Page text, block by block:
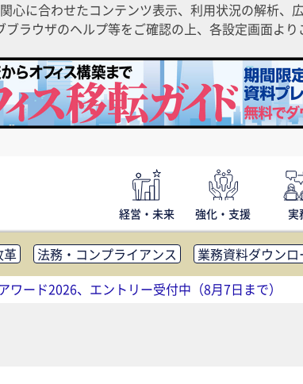
に合わせたコンテンツ表示、利用状況の解析
ラウザのヘルプ等をご確認の上、各設定画面より
経営・未来 強化・支援 実
革 法務・コンプライアンス
業務資料ダウンロ
社外・社内コミュニケーション活性化
FM・オ
スト削減 アウトソーシング・BPO
調査・レポ
ワード2026、エントリー受付中（8月7日まで）